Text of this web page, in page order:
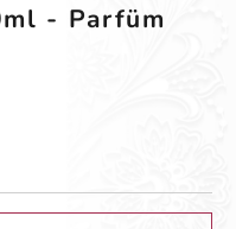
- Parfüm